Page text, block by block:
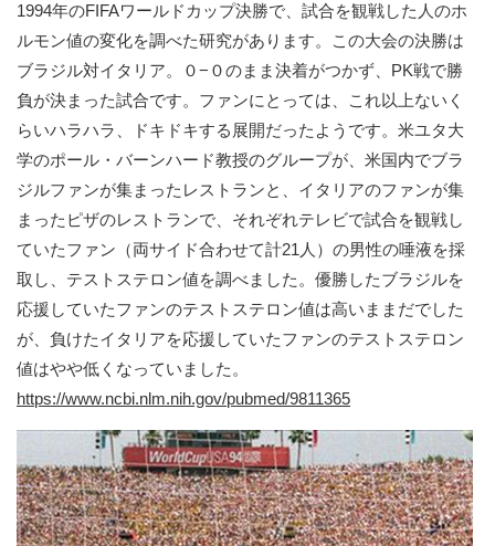
1994年のFIFAワールドカップ決勝で、試合を観戦した人のホ
ルモン値の変化を調べた研究があります。この大会の決勝は
ブラジル対イタリア。０−０のまま決着がつかず、PK戦で勝
負が決まった試合です。ファンにとっては、これ以上ないく
らいハラハラ、ドキドキする展開だったようです。米ユタ大
学のポール・バーンハード教授のグループが、米国内でブラ
ジルファンが集まったレストランと、イタリアのファンが集
まったピザのレストランで、それぞれテレビで試合を観戦し
ていたファン（両サイド合わせて計21人）の男性の唾液を採
取し、テストステロン値を調べました。優勝したブラジルを
応援していたファンのテストステロン値は高いままだでした
が、負けたイタリアを応援していたファンのテストステロン
値はやや低くなっていました。
https://www.ncbi.nlm.nih.gov/pubmed/9811365